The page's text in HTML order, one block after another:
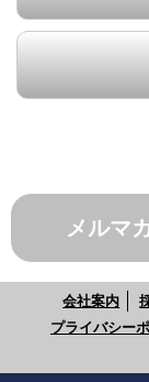
メルマ
会社案内
プライバシー